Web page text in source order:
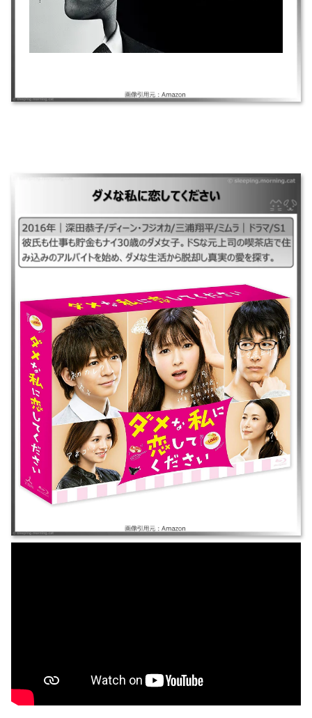
｜2016年｜深田恭子/ディーン・フジオカ/三浦翔平/ミムラ｜ドラマ/S1 ｜
彼氏も仕事も貯金もナイ30歳のダメ女子。ドSな元上司の喫茶店で住み込
みのアルバイトを始め、ダメな生活から脱却し真実の愛を探す。